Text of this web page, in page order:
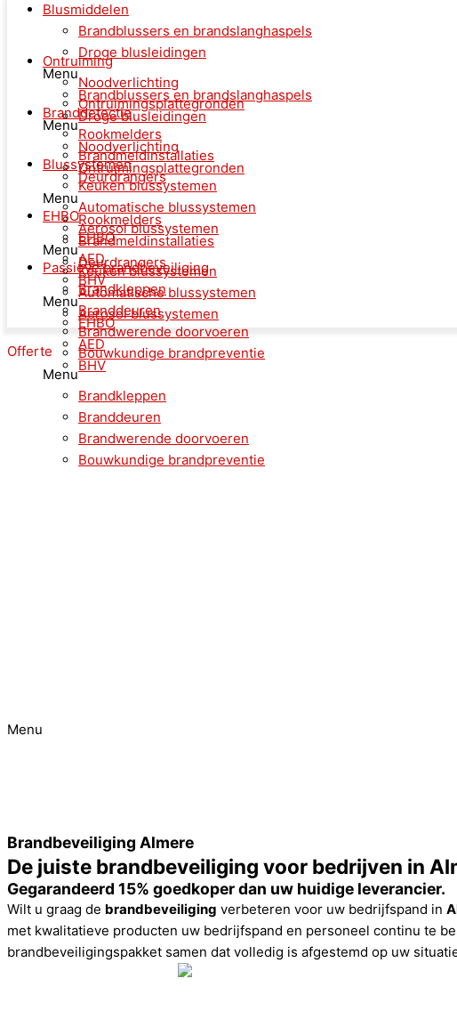
Blusmiddelen
Brandblussers en brandslanghaspels
Droge blusleidingen
Menu
Brandblussers en brandslanghaspels
Droge blusleidingen
Ontruiming
Noodverlichting
Ontruimingsplattegronden
Menu
Noodverlichting
Ontruimingsplattegronden
Branddetectie
Rookmelders
Brandmeldinstallaties
Deurdrangers
Menu
Rookmelders
Brandmeldinstallaties
Deurdrangers
Blussystemen
Keuken blussystemen
Automatische blussystemen
Aerosol blussystemen
Menu
Keuken blussystemen
Automatische blussystemen
Aerosol blussystemen
EHBO
EHBO
AED
BHV
Menu
EHBO
AED
BHV
Passieve brandbeveiliging
Brandkleppen
Branddeuren
Brandwerende doorvoeren
Bouwkundige brandpreventie
Menu
Brandkleppen
Branddeuren
Brandwerende doorvoeren
Bouwkundige brandpreventie
Offerte
Menu
Brandbeveiliging Almere
De juiste brandbeveiliging voor bedrijven in
Gegarandeerd 15% goedkoper dan uw huidige leverancier.
Wilt u graag de brandbeveiliging verbeteren voor uw bedrijfspand in
met kwalitatieve producten uw bedrijfspand en personeel continu te
brandbeveiligingspakket samen dat volledig is afgestemd op uw